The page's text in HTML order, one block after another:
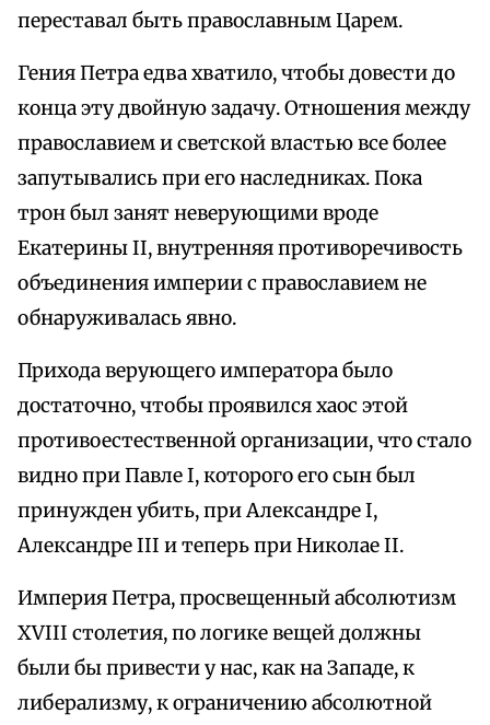
переставал быть православным Царем.
Гения Петра едва хватило, чтобы довести до
конца эту двойную задачу. Отношения между
православием и светской властью все более
запутывались при его наследниках. Пока
трон был занят неверующими вроде
Екатерины II, внутренняя противоречивость
объединения империи с православием не
обнаруживалась явно.
Прихода верующего императора было
достаточно, чтобы проявился хаос этой
противоестественной организации, что стало
видно при Павле I, которого его сын был
принужден убить, при Александре I,
Александре III и теперь при Николае II.
Империя Петра, просвещенный абсолютизм
XVIII столетия, по логике вещей должны
были бы привести у нас, как на Западе, к
либерализму, к ограничению абсолютной